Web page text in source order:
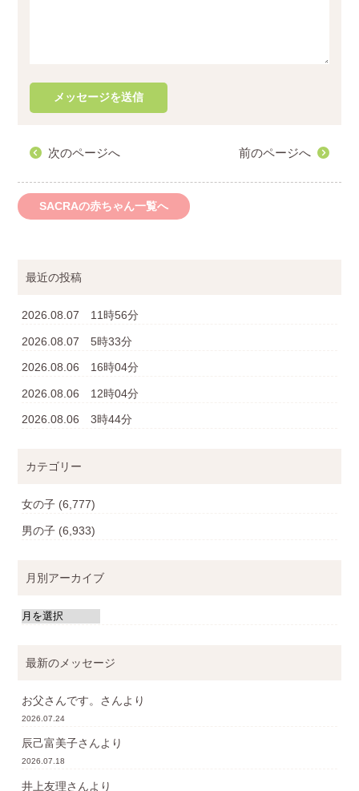
次のページへ 前のページへ
SACRAの赤ちゃん一覧へ
最近の投稿
2026.08.07 11時56分
2026.08.07 5時33分
2026.08.06 16時04分
2026.08.06 12時04分
2026.08.06 3時44分
カテゴリー
女の子 (6,777)
男の子 (6,933)
月別アーカイブ
最新のメッセージ
お父さんです。 さんより
2026.07.24
辰己富美子さんより
2026.07.18
井上友理さんより